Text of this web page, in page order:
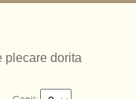
plecare dorita